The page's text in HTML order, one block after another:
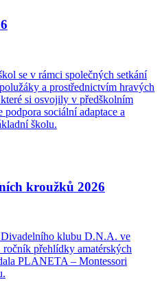
se v rámci společných setkání
a prostřednictvím hravých
si osvojily v předškolním
sociální adaptace a
školu.
kroužků 2026
Divadelního klubu D.N.A. ve
přehlídky amatérských
PLANETA – Montessori